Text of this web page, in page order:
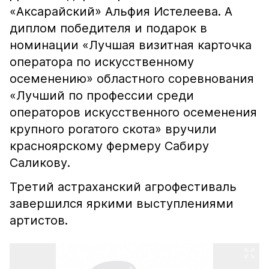
«Аксарайский» Альфия Истелеева. А
диплом победителя и подарок в
номинации «Лучшая визитная карточка
оператора по искусственному
осеменению» областного соревнования
«Лучший по профессии среди
операторов искусственного осеменения
крупного рогатого скота» вручили
красноярскому фермеру Сабиру
Саликову.
Третий астраханский агрофестиваль
завершился яркими выступлениями
артистов.